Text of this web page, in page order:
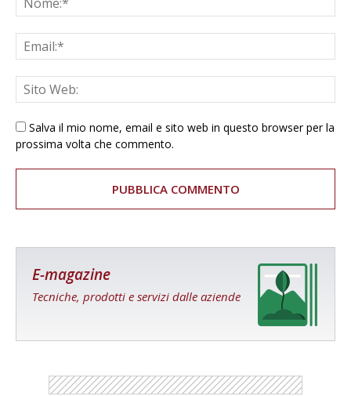
Salva il mio nome, email e sito web in questo browser per la
prossima volta che commento.
E-magazine
Tecniche, prodotti e servizi dalle aziende